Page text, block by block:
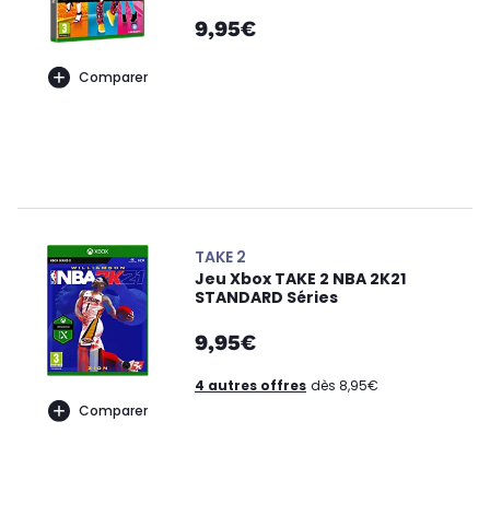
Comparer
9,95€
Comparer
TAKE 2
Jeu Xbox TAKE 2 NBA 2K21
STANDARD Séries
9,95€
4 autres offres dès 8,95€